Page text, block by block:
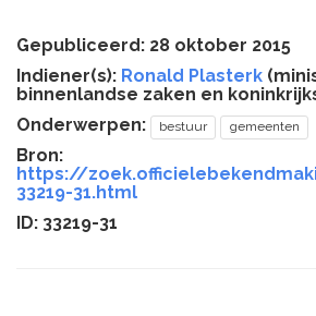
Gepubliceerd: 28 oktober 2015
Indiener(s): Ronald Plasterk
binnenlandse zaken en
Onderwerpen:
bestuur gemeenten
Bron:
https://
33219-31.html
ID: 33219-31